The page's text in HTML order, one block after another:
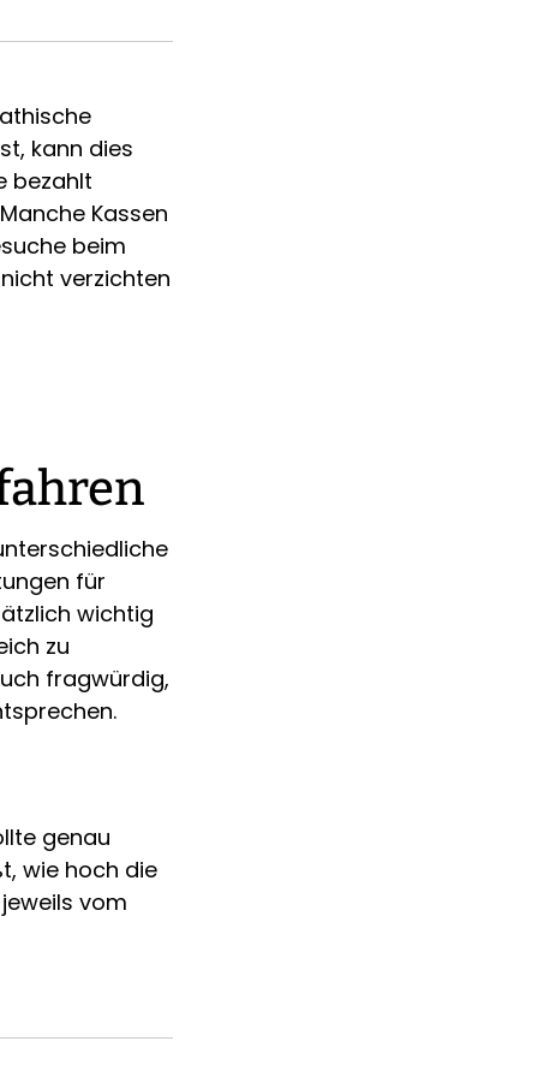
kann dies
bezahlt
Kassen
beim
verzichten
für
wichtig
zu
fragwürdig,
genau
wie hoch die
vom